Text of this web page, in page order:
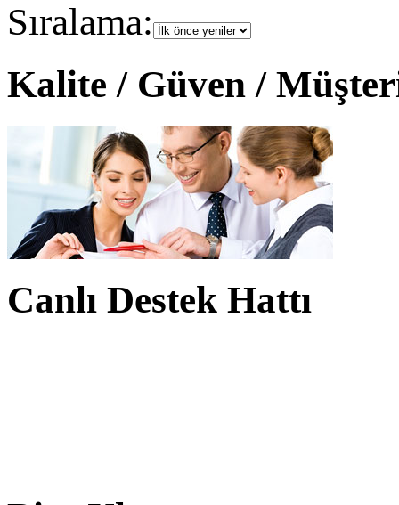
Sıralama:
Kalite / Güven /
Canlı Destek Hattı